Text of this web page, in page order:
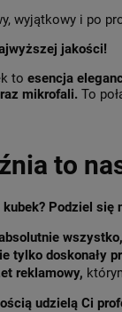
wyjątkowy i po
jakości!
to esencja
mikrofali. To
to
Podziel się
wszystko,
tylko doskonały
reklamowy,
udzielą Ci